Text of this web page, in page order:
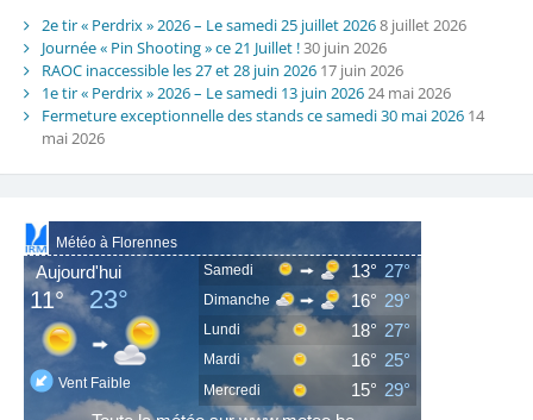
2e tir « Perdrix » 2026 – Le samedi 25 juillet 20268 juillet 2026
Journée « Pin Shooting » ce 21 Juillet !30 juin 2026
RAOC inaccessible les 27 et 28 juin 2026 17 juin 2026
1e tir « Perdrix » 2026 – Le samedi 13 juin 202624 mai 2026
Fermeture exceptionnelle des stands ce samedi 30 mai 2026 14
mai 2026